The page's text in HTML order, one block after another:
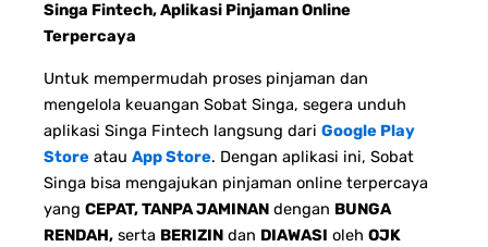
Singa Fintech, Aplikasi Pinjaman Online
Terpercaya
Untuk mempermudah proses pinjaman dan
mengelola keuangan Sobat Singa, segera unduh
aplikasi Singa Fintech langsung dari Google Play
Store atau App Store. Dengan aplikasi ini, Sobat
Singa bisa mengajukan pinjaman online terpercaya
yang CEPAT, TANPA JAMINAN dengan BUNGA
RENDAH, serta BERIZIN dan DIAWASI oleh OJK